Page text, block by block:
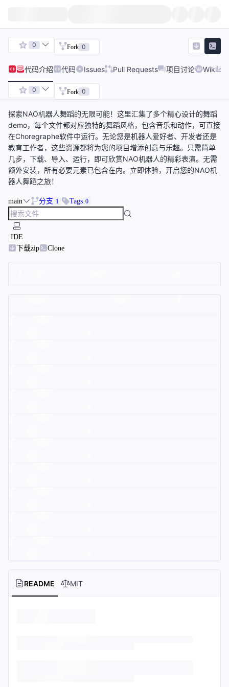
0 Fork 0
代码介绍 代码 Issues Pull Requests 项目讨论 Wiki
0 Fork 0
探索NAO机器人舞蹈的无限可能！这里汇集了多个精心设计的舞蹈
demo，每个文件都对应独特的舞蹈风格，包含音乐和动作，可直接
在Choregraphe软件中运行。无论您是机器人爱好者、开发者还是
教育工作者，这些资源都将为您的项目增添创意与乐趣。只需简单
几步，下载、导入、运行，即可欣赏NAO机器人的精彩表演。无需
额外安装，所有必要元素已包含在内。立即体验，开启您的NAO机
器人舞蹈之旅！
main 分支 1 Tags 0
IDE
下载zip
Clone
README MIT